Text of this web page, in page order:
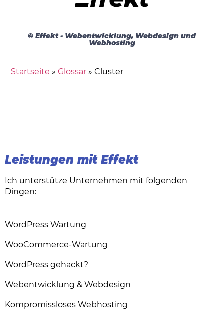
© Effekt - Webentwicklung, Webdesign und
Webhosting
Startseite »Glossar »Cluster
Leistungen mit Effekt
Ich unterstütze Unternehmen mit folgenden
Dingen:
WordPress Wartung
WooCommerce-Wartung
WordPress gehackt?
Webentwicklung & Webdesign
Kompromissloses Webhosting